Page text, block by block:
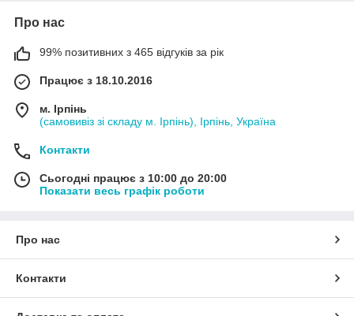
Про нас
99% позитивних з 465 відгуків за рік
Працює з 18.10.2016
м. Ірпінь
(самовивіз зі складу м. Ірпінь), Ірпінь, Україна
Контакти
Сьогодні працює з 10:00 до 20:00
Показати весь графік роботи
Про нас
Контакти